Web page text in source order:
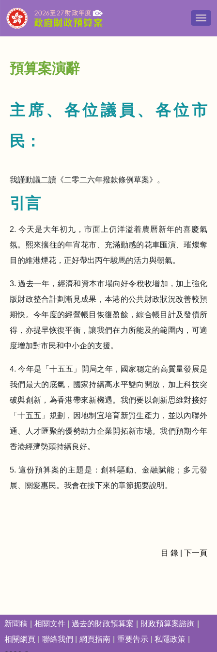
切
預算案演辭
主席、各位議員、各位市
民：
我謹動議二讀《二零二六年撥款條例草案》。
引言
2. 今天是大年初九，市面上仍洋溢着農曆新年的喜慶氣
氛。熙來攘往的年宵花市、充滿動感的花車匯演、璀燦奪
目的維港煙花，正好帶出丙午駿馬的活力與朝氣。
3. 過去一年，經濟和資本市場向好令稅收增加，加上強化
版財政整合計劃漸見成果，本港的公共財政狀況改善較預
期快。今年度的經營帳目恢復盈餘，綜合帳目計及發債所
得，亦提早恢復平衡，讓我們在力所能及的範圍內，可適
度增加對市民和中小企的支援。
4. 今年是「十五五」開局之年，國家穩定的高質量發展是
我們最大的底氣，國家持續高水平雙向開放，加上科技突
破與創新，為香港帶來新機遇。我們要以創新思維對接好
「十五五」規劃，因地制宜培育新質生產力，並以內聯外
通、人才匯聚的優勢助力企業開拓新市場。我們預期今年
香港經濟勢頭持續良好。
5. 這份預算案的主題是：創科驅動、金融賦能；多元發
展、關愛惠民。我會在接下來的章節扼要說明。
目 錄 下一頁
新聞稿 相關文件 過去的財政預算案
財政預算案諮詢
相關網頁
聯絡我們 網頁指南 重要告示
私隱政策